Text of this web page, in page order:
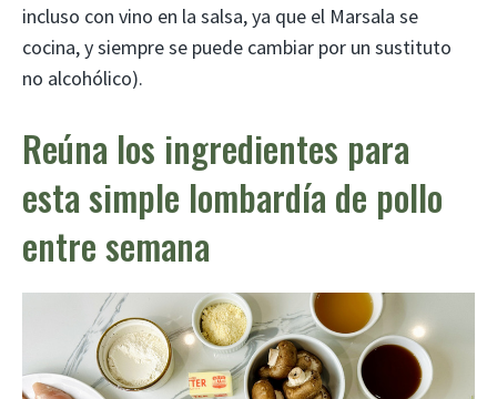
incluso con vino en la salsa, ya que el Marsala se
cocina, y siempre se puede cambiar por un sustituto
no alcohólico).
Reúna los ingredientes para
esta simple lombardía de pollo
entre semana